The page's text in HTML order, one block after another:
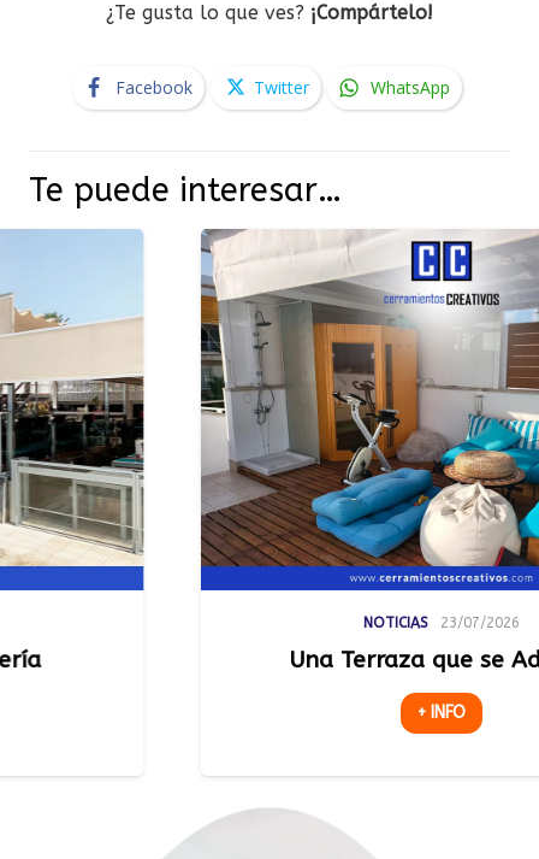
¿Te gusta lo que ves? ¡Compártelo!
Facebook Twitter WhatsApp
Te puede interesar…
23/07/2026
Una Terraza que se Adapta